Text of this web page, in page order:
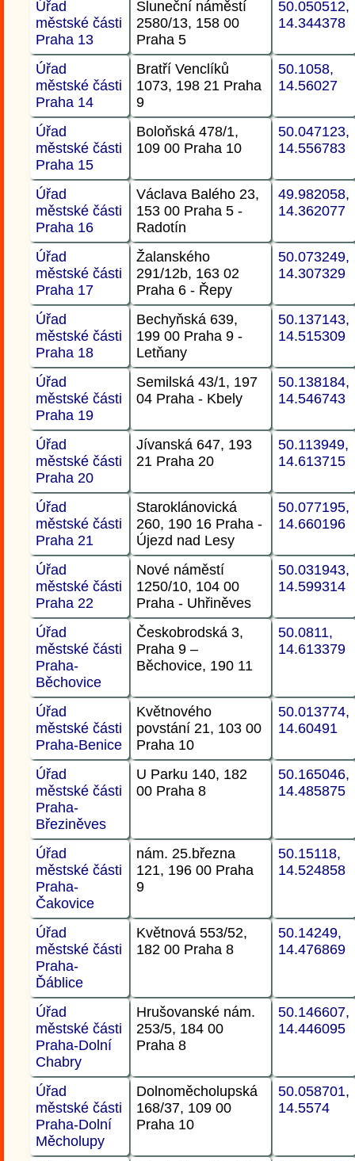
Úřad
městské části
Praha 13
Sluneční náměstí
2580/13, 158 00
Praha 5
50.050512,
14.344378
Úřad
městské části
Praha 14
Bratří Venclíků
1073, 198 21 Praha
9
50.1058,
14.56027
Úřad
městské části
Praha 15
Boloňská 478/1,
109 00 Praha 10
50.047123,
14.556783
Úřad
městské části
Praha 16
Václava Balého 23,
153 00 Praha 5 -
Radotín
49.982058,
14.362077
Úřad
městské části
Praha 17
Žalanského
291/12b, 163 02
Praha 6 - Řepy
50.073249,
14.307329
Úřad
městské části
Praha 18
Bechyňská 639,
199 00 Praha 9 -
Letňany
50.137143,
14.515309
Úřad
městské části
Praha 19
Semilská 43/1, 197
04 Praha - Kbely
50.138184,
14.546743
Úřad
městské části
Praha 20
Jívanská 647, 193
21 Praha 20
50.113949,
14.613715
Úřad
městské části
Praha 21
Staroklánovická
260, 190 16 Praha -
Újezd nad Lesy
50.077195,
14.660196
Úřad
městské části
Praha 22
Nové náměstí
1250/10, 104 00
Praha - Uhřiněves
50.031943,
14.599314
Úřad
městské části
Praha-
Běchovice
Českobrodská 3,
Praha 9 –
Běchovice, 190 11
50.0811,
14.613379
Úřad
městské části
Praha-Benice
Květnového
povstání 21, 103 00
Praha 10
50.013774,
14.60491
Úřad
městské části
Praha-
Březiněves
U Parku 140, 182
00 Praha 8
50.165046,
14.485875
Úřad
městské části
Praha-
Čakovice
nám. 25.března
121, 196 00 Praha
9
50.15118,
14.524858
Úřad
městské části
Praha-
Ďáblice
Květnová 553/52,
182 00 Praha 8
50.14249,
14.476869
Úřad
městské části
Praha-Dolní
Chabry
Hrušovanské nám.
253/5, 184 00
Praha 8
50.146607,
14.446095
Úřad
městské části
Praha-Dolní
Měcholupy
Dolnoměcholupská
168/37, 109 00
Praha 10
50.058701,
14.5574